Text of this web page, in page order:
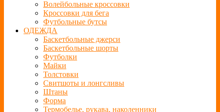
Волейбольные кроссовки
Кроссовки для бега
Футбольные бутсы
ОДЕЖДА
Баскетбольные джерси
Баскетбольные шорты
Футболки
Майки
Толстовки
Свитшоты и лонгсливы
Штаны
Форма
Термобелье, рукава, наколенники